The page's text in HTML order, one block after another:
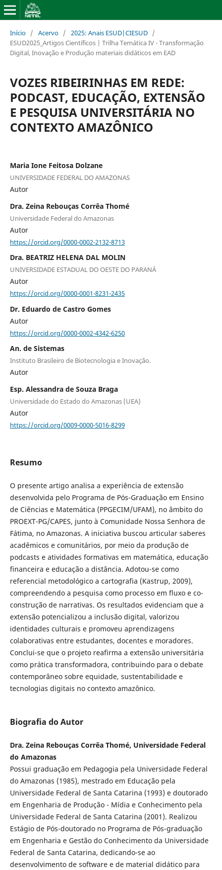
Início / Acervo / 2025: Anais ESUD|CIESUD /
ESUD2025_Artigos Científicos | Trilha Temática IV - Transformação
Digital, Inovação e Produção materiais didáticos em EAD
VOZES RIBEIRINHAS EM REDE:
PODCAST, EDUCAÇÃO, EXTENSÃO
E PESQUISA UNIVERSITÁRIA NO
CONTEXTO AMAZÔNICO
Maria Ione Feitosa Dolzane
UNIVERSIDADE FEDERAL DO AMAZONAS
Autor
Dra. Zeina Rebouças Corrêa Thomé
Universidade Federal do Amazonas
Autor
https://orcid.org/0000-0002-2132-8713
Dra. BEATRIZ HELENA DAL MOLIN
UNIVERSIDADE ESTADUAL DO OESTE DO PARANÁ
Autor
https://orcid.org/0000-0001-8231-2435
Dr. Eduardo de Castro Gomes
Autor
https://orcid.org/0000-0002-4342-6250
An. de Sistemas
Instituto Brasileiro de Biotecnologia e Inovação.
Autor
Esp. Alessandra de Souza Braga
Universidade do Estado do Amazonas (UEA)
Autor
https://orcid.org/0009-0000-5016-8299
Resumo
O presente artigo analisa a experiência de extensão
desenvolvida pelo Programa de Pós-Graduação em Ensino
de Ciências e Matemática (PPGECIM/UFAM), no âmbito do
PROEXT-PG/CAPES, junto à Comunidade Nossa Senhora de
Fátima, no Amazonas. A iniciativa buscou articular saberes
acadêmicos e comunitários, por meio da produção de
podcasts e atividades formativas em matemática, educação
financeira e educação a distância. Adotou-se como
referencial metodológico a cartografia (Kastrup, 2009),
compreendendo a pesquisa como processo em fluxo e co-
construção de narrativas. Os resultados evidenciam que a
extensão potencializou a inclusão digital, valorizou
identidades culturais e promoveu aprendizagens
colaborativas entre estudantes, docentes e moradores.
Conclui-se que o projeto reafirma a extensão universitária
como prática transformadora, contribuindo para o debate
contemporâneo sobre equidade, sustentabilidade e
tecnologias digitais no contexto amazônico.
Biografia do Autor
Dra. Zeina Rebouças Corrêa Thomé, Universidade Federal
do Amazonas
Possui graduação em Pedagogia pela Universidade Federal
do Amazonas (1985), mestrado em Educação pela
Universidade Federal de Santa Catarina (1993) e doutorado
em Engenharia de Produção - Mídia e Conhecimento pela
Universidade Federal de Santa Catarina (2001). Realizou
Estágio de Pós-doutorado no Programa de Pós-graduação
em Engenharia e Gestão do Conhecimento da Universidade
Federal de Santa Catarina, dedicando-se ao
desenvolvimento de software e de material didático para